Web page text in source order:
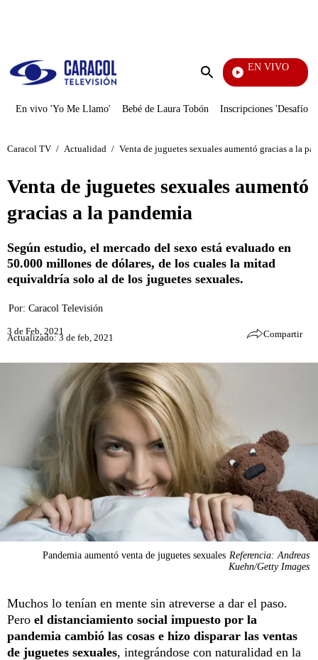
Enviar
EN VIVO
La
En vivo 'Yo Me Llamo' Bebé de Laura Tobón Inscripciones 'Desafío'
Caracol TV / Actualidad / Venta de juguetes sexuales aumentó gracias a la
Venta de juguetes sexuales aumentó
gracias a la pandemia
Según estudio, el mercado del sexo está evaluado en
50.000 millones de dólares, de los cuales la mitad
equivaldría solo al de los juguetes sexuales.
Por: Caracol Televisión
3 de Feb, 2021
Actualizado: 3 de feb, 2021 Compartir
Pandemia aumentó venta de juguetes sexuales Referencia: Andreas
Kuehn/Getty Images
Muchos lo tenían en mente sin atreverse a dar el paso.
Pero el distanciamiento social impuesto por la
pandemia cambió las cosas e hizo disparar las ventas
de juguetes sexuales, integrándose con naturalidad en la